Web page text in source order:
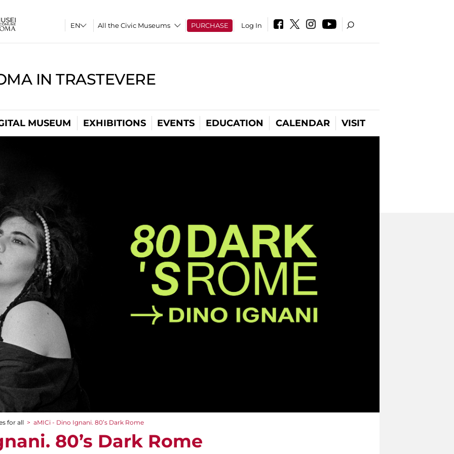
All the Civic Museums PURCHASE Log In
IN TRASTEVERE
MUSEUM EXHIBITIONS EVENTS EDUCATION CALENDAR VISIT
for all > aMICi - Dino Ignani. 80’s Dark Rome
80’s Dark Rome